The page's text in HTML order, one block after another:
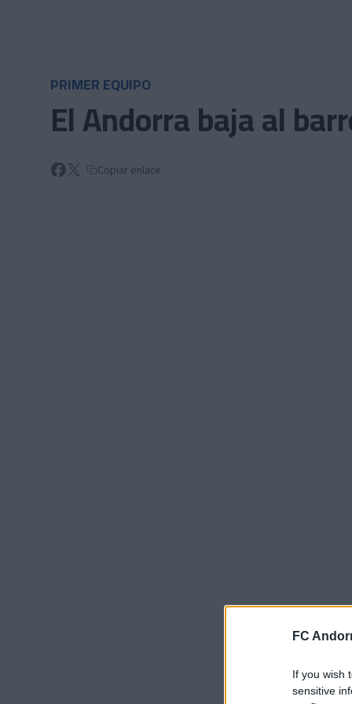
FC
If you wish
sensitive
PRIMER EQUIPO
El Andorra baja al
Copiar enlace